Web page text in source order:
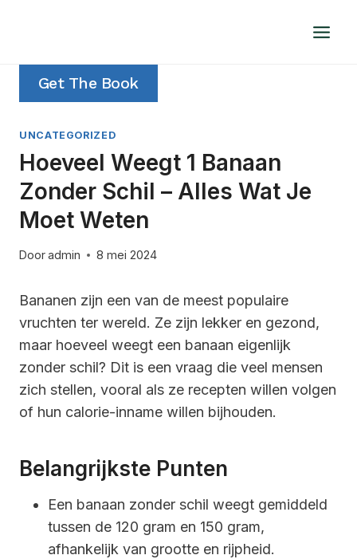
Get The Book
UNCATEGORIZED
Hoeveel Weegt 1 Banaan
Zonder Schil – Alles Wat Je
Moet Weten
Dooradmin 8 mei 2024
Bananen zijn een van de meest populaire
vruchten ter wereld. Ze zijn lekker en gezond,
maar hoeveel weegt een banaan eigenlijk
zonder schil? Dit is een vraag die veel mensen
zich stellen, vooral als ze recepten willen volgen
of hun calorie-inname willen bijhouden.
Belangrijkste Punten
Een banaan zonder schil weegt gemiddeld
tussen de 120 gram en 150 gram,
afhankelijk van grootte en rijpheid.